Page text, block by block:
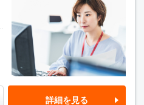
詳細を見る